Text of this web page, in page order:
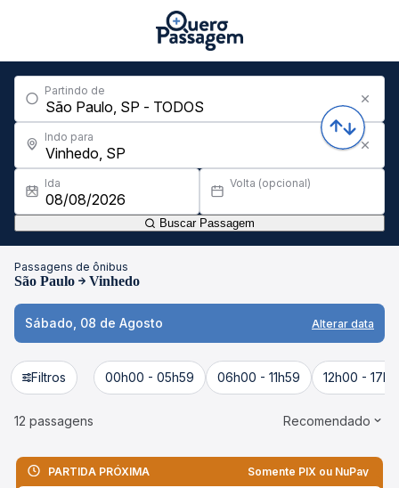
Partindo de
Indo para
Ida Volta (opcional)
Buscar Passagem
Passagens de ônibus
São Paulo Vinhedo
Sábado, 08 de Agosto Alterar data
Filtros 00h00 - 05h59 06h00 - 11h59 12h00 -
12 passagens Recomendado
PARTIDA PRÓXIMA Somente PIX ou NuPay